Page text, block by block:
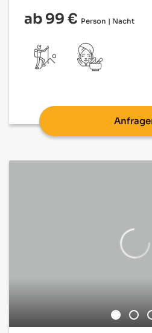
ab 99 € Person | Nacht